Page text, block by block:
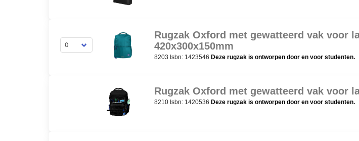
Rugzak Oxford met gewatteerd vak voor
420x300x150mm
8203 Isbn: 1423546 Deze rugzak is ontworpen door en voor studenten.
Rugzak Oxford met gewatteerd vak voor
8210 Isbn: 1420536 Deze rugzak is ontworpen door en voor studenten.